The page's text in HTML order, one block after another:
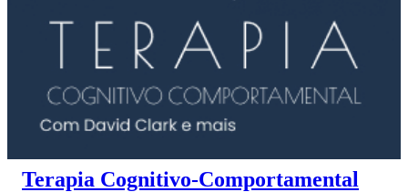
Terapia Cognitivo-Comportamental